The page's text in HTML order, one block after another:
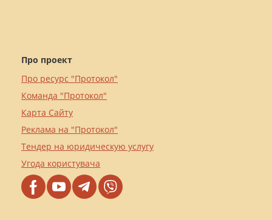
Про проект
Про ресурс "Протокол"
Команда "Протокол"
Карта Сайту
Реклама на "Протокол"
Тендер на юридическую услугу
Угода користувача